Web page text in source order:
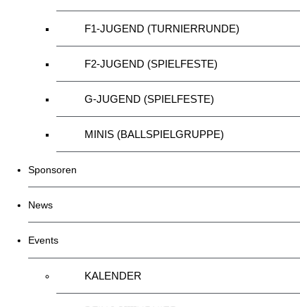
F1-JUGEND (TURNIERRUNDE)
F2-JUGEND (SPIELFESTE)
G-JUGEND (SPIELFESTE)
MINIS (BALLSPIELGRUPPE)
Sponsoren
News
Events
KALENDER